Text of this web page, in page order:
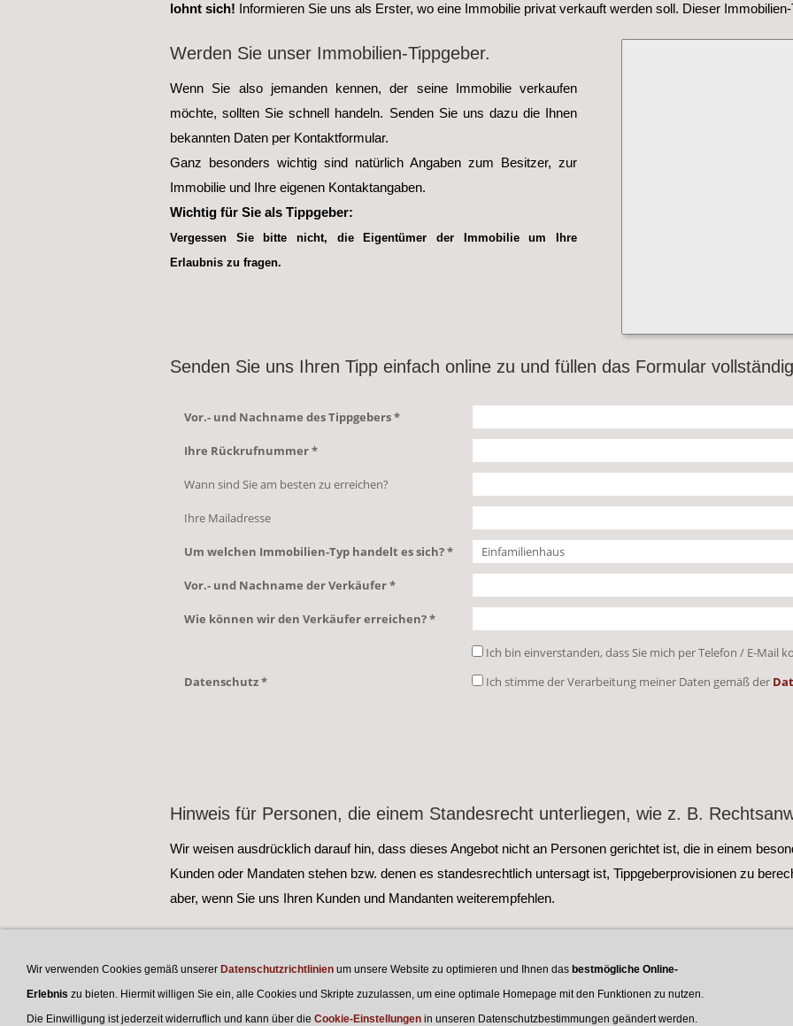
lohnt sich! Informieren Sie uns als Erster, wo eine Immobilie privat verkauft werden soll. Dieser
Werden Sie unser Immobilien-Tippgeber.
Wenn Sie also jemanden kennen, der seine Immobilie verkaufen
möchte, sollten Sie schnell handeln. Senden Sie uns dazu die Ihnen
bekannten Daten per Kontaktformular.
Ganz besonders wichtig sind natürlich Angaben zum Besitzer, zur
Immobilie und Ihre eigenen Kontaktangaben.
Wichtig für Sie als Tippgeber:
Vergessen Sie bitte nicht, die Eigentümer der Immobilie um Ihre
Erlaubnis zu fragen.
Senden Sie uns Ihren Tipp einfach online zu und füllen das Formular
Vor.- und Nachname des Tippgebers *
Ihre Rückrufnummer *
Wann sind Sie am besten zu erreichen?
Ihre Mailadresse
Um welchen Immobilien-Typ handelt es sich? *
Vor.- und Nachname der Verkäufer *
Wie können wir den Verkäufer erreichen? *
Ich bin einverstanden, dass Sie mich per Telefon / E-Mail
Datenschutz *
Ich stimme der Verarbeitung meiner Daten gemäß der
Hinweis für Personen, die einem Standesrecht unterliegen, wie z. B.
Wir weisen ausdrücklich darauf hin, dass dieses Angebot nicht an Personen gerichtet ist, die in einem
Kunden oder Mandaten stehen bzw. denen es standesrechtlich untersagt ist, Tippgeberprovisionen zu
aber, wenn Sie uns Ihren Kunden und Mandanten weiterempfehlen.
SCHWINGE IMMOBILIEN Stade - Wallstrasse 5 - 21682 Stade - Telefon: 0 41 41 / 86 00 18 -
Die besten Adressen für Ihre Adresse: www.immobilien-stade.de - www.reetdachhaus.de - www.immobilien-altes-land.de -
Wir verwenden Cookies gemäß unserer Datenschutzrichtlinien um unsere Website zu optimieren und Ihnen das bestmögliche Online-
Erlebnis zu bieten. Hiermit willigen Sie ein, alle Cookies und Skripte zuzulassen, um eine optimale Homepage mit den Funktionen zu nutzen.
Die Einwilligung ist jederzeit widerruflich und kann über die Cookie-Einstellungen in unseren Datenschutzbestimmungen geändert werden.